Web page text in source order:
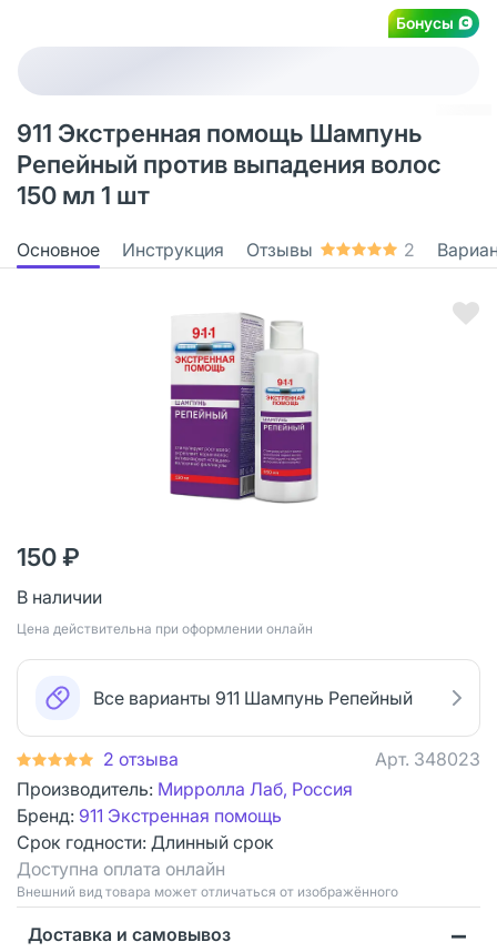
Бонусы
911 Экстренная помощь Шампунь
Репейный против выпадения волос
150 мл 1 шт
Основное Инструкция Отзывы 2
150 ₽
В наличии
Цена действительна при оформлении онлайн
Все варианты 911 Шампунь Репейный
2 отзыва Арт. 348023
Производитель: Мирролла Лаб, Россия
Бренд: 911 Экстренная помощь
Срок годности: Длинный срок
Доступна оплата онлайн
Bнешний вид товара может отличаться от изображённого
Доставка и самовывоз